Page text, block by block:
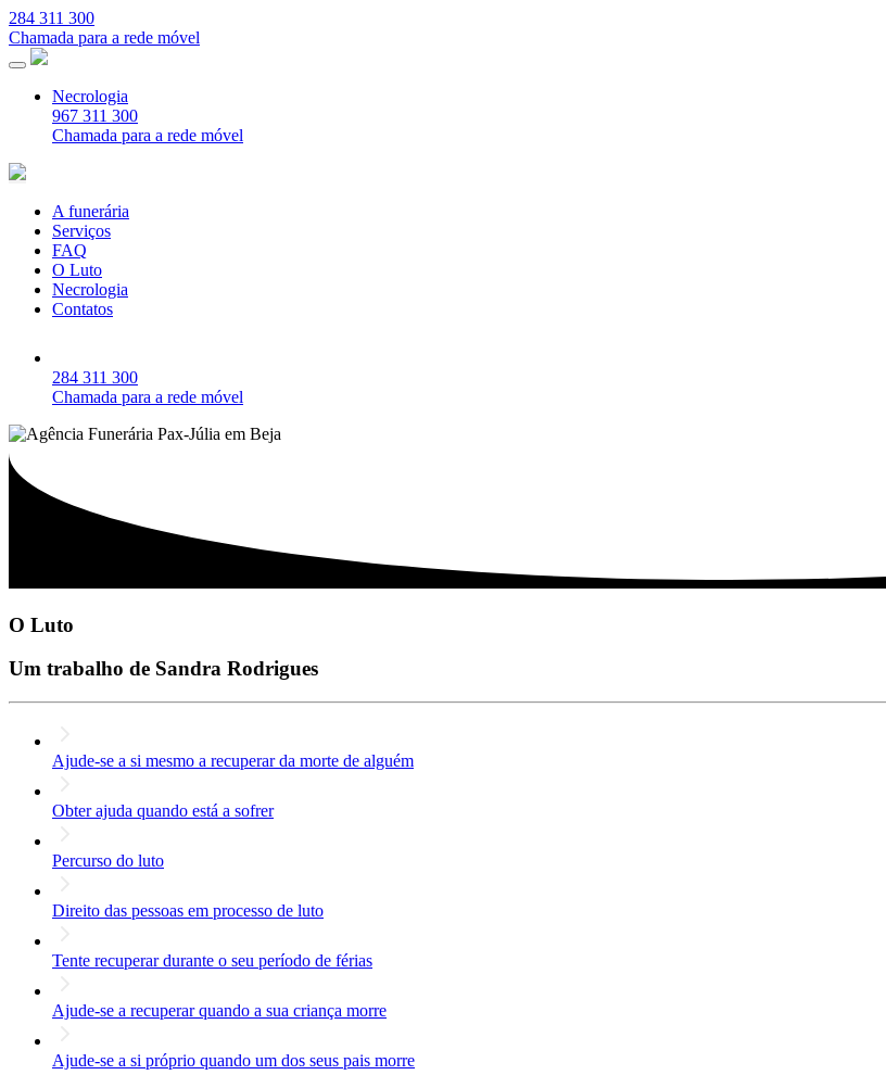
284 311 300
Chamada para a rede móvel
Necrologia
967 311 300
Chamada para a rede móvel
A funerária
Serviços
FAQ
O Luto
Necrologia
Contatos
284 311 300
Chamada para a rede móvel
O Luto
Um trabalho de Sandra Rodrigues
Ajude-se a si mesmo a recuperar da morte de alguém
Obter ajuda quando está a sofrer
Percurso do luto
Direito das pessoas em processo de luto
Tente recuperar durante o seu período de férias
Ajude-se a recuperar quando a sua criança morre
Ajude-se a si próprio quando um dos seus pais morre